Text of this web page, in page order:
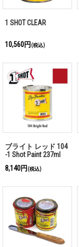
1 SHOT CLEAR
10,560円 (税込)
ブライト レッド 104
-1 Shot Paint 237ml
8,140円 (税込)